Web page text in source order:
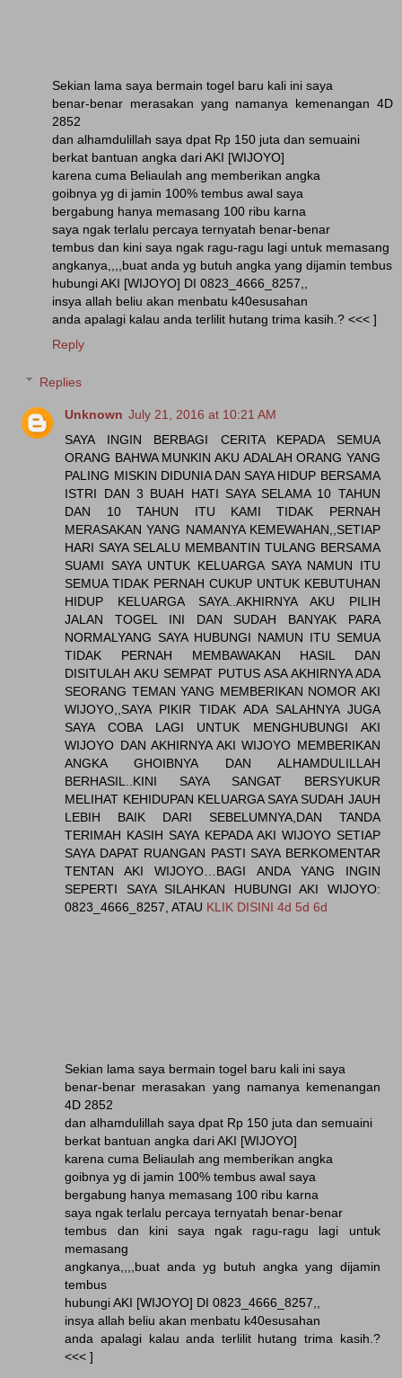
Sekian lama saya bermain togel baru kali ini saya
benar-benar merasakan yang namanya kemenangan 4D
2852
dan alhamdulillah saya dpat Rp 150 juta dan semuaini
berkat bantuan angka dari AKI [WIJOYO]
karena cuma Beliaulah ang memberikan angka
goibnya yg di jamin 100% tembus awal saya
bergabung hanya memasang 100 ribu karna
saya ngak terlalu percaya ternyatah benar-benar
tembus dan kini saya ngak ragu-ragu lagi untuk memasang
angkanya,,,,buat anda yg butuh angka yang dijamin tembus
hubungi AKI [WIJOYO] DI 0823_4666_8257,,
insya allah beliu akan menbatu k40esusahan
anda apalagi kalau anda terlilit hutang trima kasih.? <<< ]
Reply
Replies
Unknown July 21, 2016 at 10:21 AM
SAYA INGIN BERBAGI CERITA KEPADA SEMUA
ORANG BAHWA MUNKIN AKU ADALAH ORANG YANG
PALING MISKIN DIDUNIA DAN SAYA HIDUP BERSAMA
ISTRI DAN 3 BUAH HATI SAYA SELAMA 10 TAHUN
DAN 10 TAHUN ITU KAMI TIDAK PERNAH
MERASAKAN YANG NAMANYA KEMEWAHAN,,SETIAP
HARI SAYA SELALU MEMBANTIN TULANG BERSAMA
SUAMI SAYA UNTUK KELUARGA SAYA NAMUN ITU
SEMUA TIDAK PERNAH CUKUP UNTUK KEBUTUHAN
HIDUP KELUARGA SAYA..AKHIRNYA AKU PILIH
JALAN TOGEL INI DAN SUDAH BANYAK PARA
NORMALYANG SAYA HUBUNGI NAMUN ITU SEMUA
TIDAK PERNAH MEMBAWAKAN HASIL DAN
DISITULAH AKU SEMPAT PUTUS ASA AKHIRNYA ADA
SEORANG TEMAN YANG MEMBERIKAN NOMOR AKI
WIJOYO,,SAYA PIKIR TIDAK ADA SALAHNYA JUGA
SAYA COBA LAGI UNTUK MENGHUBUNGI AKI
WIJOYO DAN AKHIRNYA AKI WIJOYO MEMBERIKAN
ANGKA GHOIBNYA DAN ALHAMDULILLAH
BERHASIL..KINI SAYA SANGAT BERSYUKUR
MELIHAT KEHIDUPAN KELUARGA SAYA SUDAH JAUH
LEBIH BAIK DARI SEBELUMNYA,DAN TANDA
TERIMAH KASIH SAYA KEPADA AKI WIJOYO SETIAP
SAYA DAPAT RUANGAN PASTI SAYA BERKOMENTAR
TENTAN AKI WIJOYO…BAGI ANDA YANG INGIN
SEPERTI SAYA SILAHKAN HUBUNGI AKI WIJOYO:
0823_4666_8257, ATAU KLIK DISINI 4d 5d 6d
Sekian lama saya bermain togel baru kali ini saya
benar-benar merasakan yang namanya kemenangan
4D 2852
dan alhamdulillah saya dpat Rp 150 juta dan semuaini
berkat bantuan angka dari AKI [WIJOYO]
karena cuma Beliaulah ang memberikan angka
goibnya yg di jamin 100% tembus awal saya
bergabung hanya memasang 100 ribu karna
saya ngak terlalu percaya ternyatah benar-benar
tembus dan kini saya ngak ragu-ragu lagi untuk
memasang
angkanya,,,,buat anda yg butuh angka yang dijamin
tembus
hubungi AKI [WIJOYO] DI 0823_4666_8257,,
insya allah beliu akan menbatu k40esusahan
anda apalagi kalau anda terlilit hutang trima kasih.?
<<< ]